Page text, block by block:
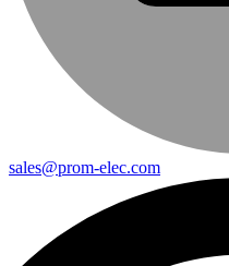
sales@prom-elec.com